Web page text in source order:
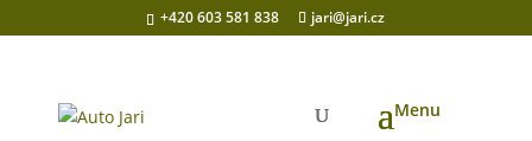
+420 603 581 838 jari@jari.cz